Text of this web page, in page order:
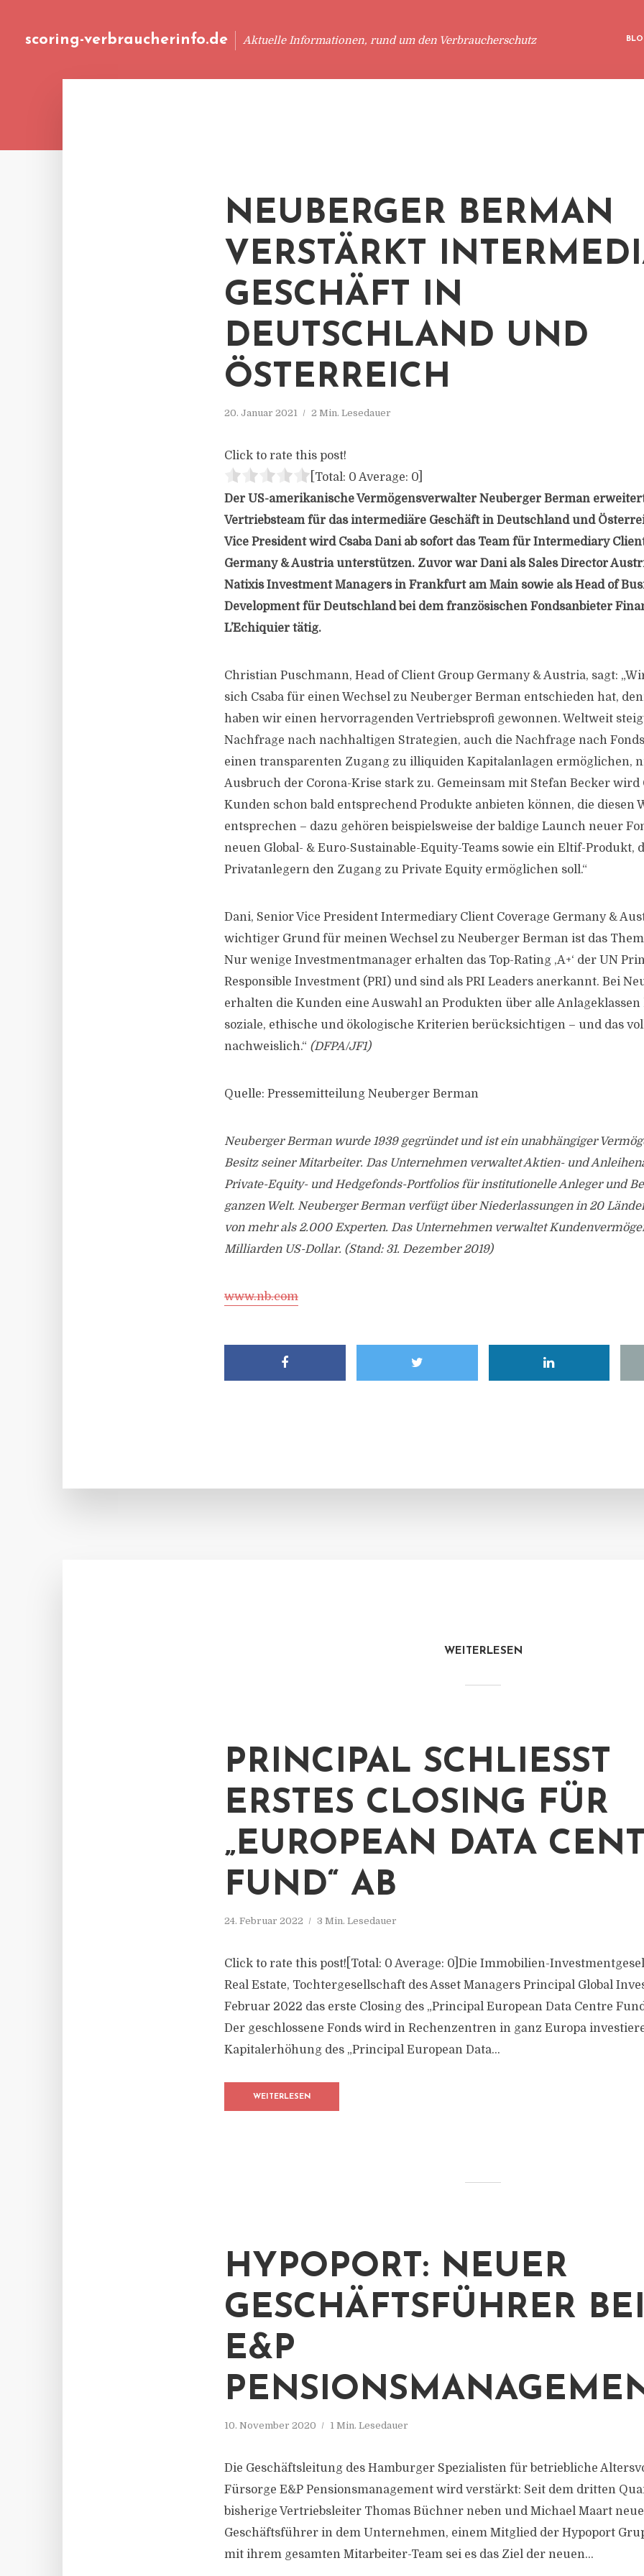
scoring-verbraucherinfo.de Aktuelle Informationen, rund um den Verbraucherschutz
NEUBERGER BERMAN
VERSTÄRKT
GESCHÄFT IN
DEUTSCHLAND UND
ÖSTERREICH
20. Januar 2021 2 Min. Lesedauer
Click to rate this post!
[Total: 0 Average: 0
Der US-amerikanische Vermögensverwalter Neuberger Berman
Vertriebsteam für das intermediäre Geschäft in Deutschland und
Vice President wird Csaba Dani ab sofort das Team für Intermediary
Germany & Austria unterstützen. Zuvor war Dani als Sales Director
Natixis Investment Managers in Frankfurt am Main sowie als Head of
Development für Deutschland bei dem französischen Fondsanbieter
L’Echiquier tätig.
Christian Puschmann, Head of Client Group Germany & Austria, sagt:
sich Csaba für einen Wechsel zu Neuberger Berman entschieden hat,
haben wir einen hervorragenden Vertriebsprofi gewonnen. Weltweit
Nachfrage nach nachhaltigen Strategien, auch die Nachfrage nach
einen transparenten Zugang zu illiquiden Kapitalanlagen ermöglichen,
Ausbruch der Corona-Krise stark zu. Gemeinsam mit Stefan Becker wird
Kunden schon bald entsprechend Produkte anbieten können, die diesen
entsprechen – dazu gehören beispielsweise der baldige Launch neuer
neuen Global- & Euro-Sustainable-Equity-Teams sowie ein Eltif-Produkt,
Privatanlegern den Zugang zu Private Equity ermöglichen soll.“
Dani, Senior Vice President Intermediary Client Coverage Germany &
wichtiger Grund für meinen Wechsel zu Neuberger Berman ist das
Nur wenige Investmentmanager erhalten das Top-Rating ,A+‘ der UN
Responsible Investment (PRI) und sind als PRI Leaders anerkannt. Bei
erhalten die Kunden eine Auswahl an Produkten über alle
soziale, ethische und ökologische Kriterien berücksichtigen – und das
nachweislich.“ (DFPA/JF1)
Quelle: Pressemitteilung Neuberger Berman
Neuberger Berman wurde 1939 gegründet und ist ein unabhängiger
Besitz seiner Mitarbeiter. Das Unternehmen verwaltet Aktien- und
Private-Equity- und Hedgefonds-Portfolios für institutionelle Anleger und
ganzen Welt. Neuberger Berman verfügt über Niederlassungen in 20
von mehr als 2.000 Experten. Das Unternehmen verwaltet
Milliarden US-Dollar. (Stand: 31. Dezember 2019)
www.nb.com
WEITERLESEN
PRINCIPAL SCHLIESST E
RSTES CLOSING FÜR „
EUROPEAN DATA
UND“ AB
24. Februar 2022 3 Min. Lesedauer
Click to rate this post![Total: 0 Average: 0]Die Immobilien-
Real Estate, Tochtergesellschaft des Asset Managers Principal Global
Februar 2022 das erste Closing des „Principal European Data Centre
Der geschlossene Fonds wird in Rechenzentren in ganz Europa
Kapitalerhöhung des „Principal European Data...
WEITERLESEN
HYPOPORT: NEUER
GESCHÄFTSFÜHRER
E&P
10. November 2020 1 Min. Lesedauer
Die Geschäftsleitung des Hamburger Spezialisten für betriebliche
Fürsorge E&P Pensionsmanagement wird verstärkt: Seit dem dritten
bisherige Vertriebsleiter Thomas Büchner neben und Michael Maart
Geschäftsführer in dem Unternehmen, einem Mitglied der Hypoport
mit ihrem gesamten Mitarbeiter-Team sei es das Ziel der neuen...